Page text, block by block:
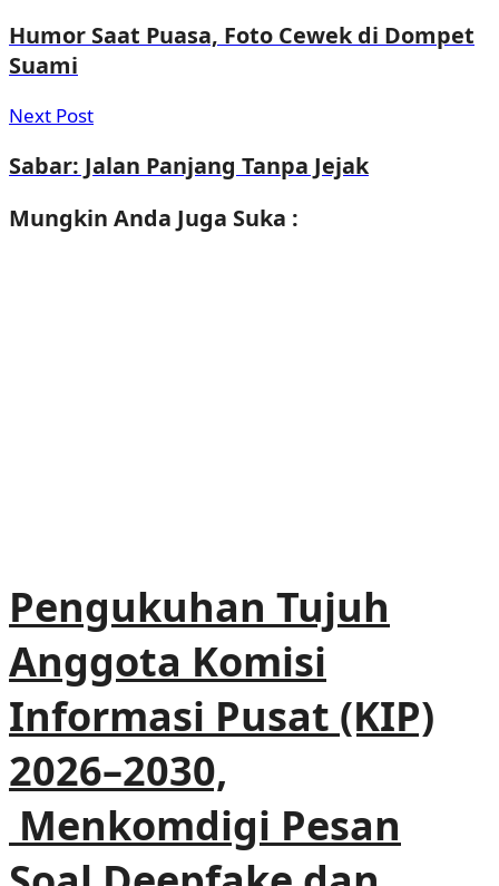
Humor Saat Puasa, Foto Cewek di Dompet
Suami
Next Post
Sabar: Jalan Panjang Tanpa Jejak
Mungkin Anda Juga Suka :
Pengukuhan Tujuh
Anggota Komisi
Informasi Pusat (KIP)
2026–2030,
Menkomdigi Pesan